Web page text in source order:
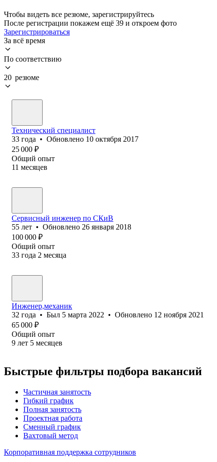
Чтобы видеть все резюме, зарегистрируйтесь
После регистрации покажем ещё 39 и откроем фото
Зарегистрироваться
За всё время
По соответствию
20 резюме
Технический специалист
33 года • Обновлено 10 октября 2017
25 000 ₽
Общий опыт
11 месяцев
Сервисный инженер по СКиВ
55 лет • Обновлено 26 января 2018
100 000 ₽
Общий опыт
33 года 2 месяца
Инженер,механик
32 года • Был 5 марта 2022 • Обновлено 12 ноября 2021
65 000 ₽
Общий опыт
9 лет 5 месяцев
Быстрые фильтры подбора вакансий
Частичная занятость
Гибкий график
Полная занятость
Проектная работа
Сменный график
Вахтовый метод
Корпоративная поддержка сотрудников